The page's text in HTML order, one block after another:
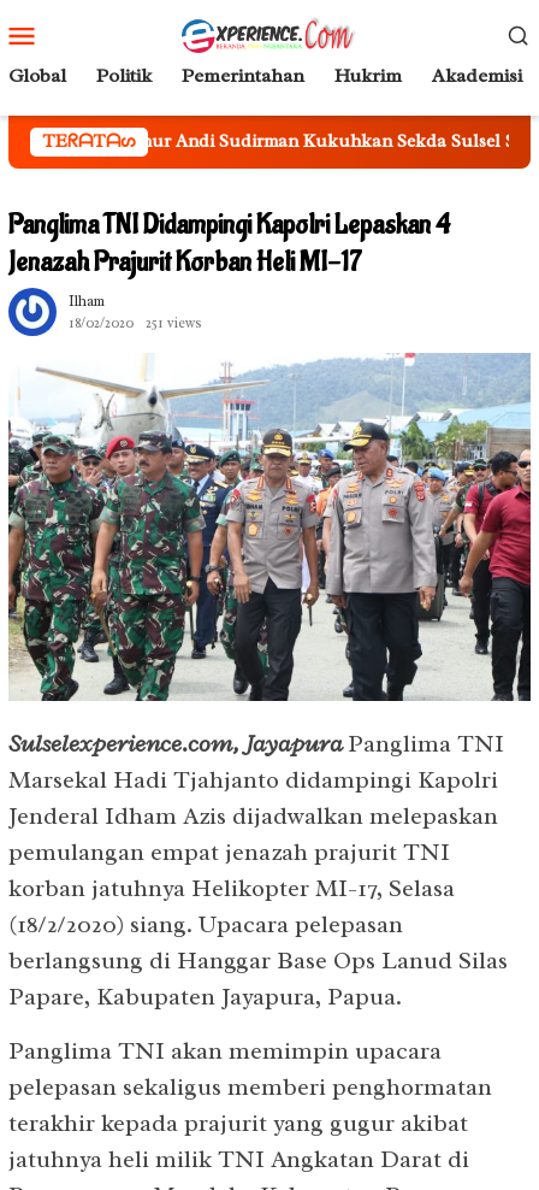
ke
kontenMobile
Global Politik Pemerintahan Hukrim Akademisi
TEᖇᗩTᗩᔕ
Sudirman Kukuhkan Sekda Sulsel Sebagai Ketua Tim
Panglima TNI Didampingi Kapolri Lepaskan 4
Jenazah Prajurit Korban Heli MI-17
Ilham
18/02/2020
251 views
Sulselexperience.com, JayapuraPanglima TNI
Marsekal Hadi Tjahjanto didampingi Kapolri
Jenderal Idham Azis dijadwalkan melepaskan
pemulangan empat jenazah prajurit TNI
korban jatuhnya Helikopter MI-17, Selasa
(18/2/2020) siang. Upacara pelepasan
berlangsung di Hanggar Base Ops Lanud Silas
Papare, Kabupaten Jayapura, Papua.
Panglima TNI akan memimpin upacara
pelepasan sekaligus memberi penghormatan
terakhir kepada prajurit yang gugur akibat
jatuhnya heli milik TNI Angkatan Darat di